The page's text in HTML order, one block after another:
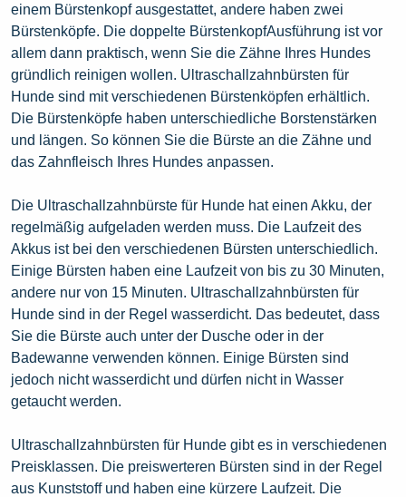
einem Bürstenkopf ausgestattet, andere haben zwei
Bürstenköpfe. Die doppelte BürstenkopfAusführung ist vor
allem dann praktisch, wenn Sie die Zähne Ihres Hundes
gründlich reinigen wollen. Ultraschallzahnbürsten für
Hunde sind mit verschiedenen Bürstenköpfen erhältlich.
Die Bürstenköpfe haben unterschiedliche Borstenstärken
und längen. So können Sie die Bürste an die Zähne und
das Zahnfleisch Ihres Hundes anpassen.
Die Ultraschallzahnbürste für Hunde hat einen Akku, der
regelmäßig aufgeladen werden muss. Die Laufzeit des
Akkus ist bei den verschiedenen Bürsten unterschiedlich.
Einige Bürsten haben eine Laufzeit von bis zu 30 Minuten,
andere nur von 15 Minuten. Ultraschallzahnbürsten für
Hunde sind in der Regel wasserdicht. Das bedeutet, dass
Sie die Bürste auch unter der Dusche oder in der
Badewanne verwenden können. Einige Bürsten sind
jedoch nicht wasserdicht und dürfen nicht in Wasser
getaucht werden.
Ultraschallzahnbürsten für Hunde gibt es in verschiedenen
Preisklassen. Die preiswerteren Bürsten sind in der Regel
aus Kunststoff und haben eine kürzere Laufzeit. Die